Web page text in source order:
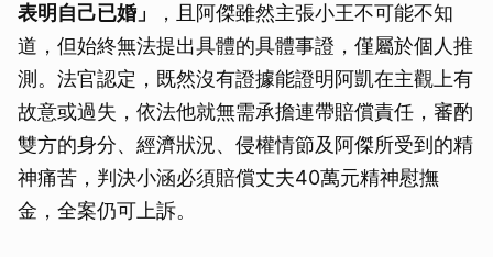
表明自己已婚」
，且阿傑雖然主張小王不可能不知
道，但始終無法提出具體的具體事證，僅屬於個人推
測。法官認定，既然沒有證據能證明阿凱在主觀上有
故意或過失，依法他就無需承擔連帶賠償責任，審酌
雙方的身分、經濟狀況、侵權情節及阿傑所受到的精
神痛苦，判決小涵必須賠償丈夫40萬元精神慰撫
金，全案仍可上訴。